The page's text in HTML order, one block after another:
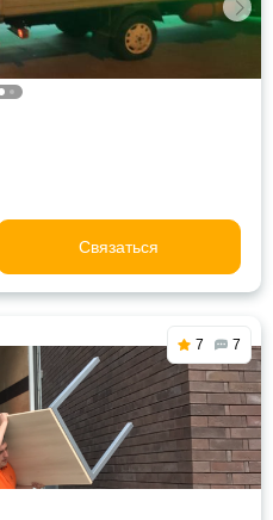
Связаться
7 7